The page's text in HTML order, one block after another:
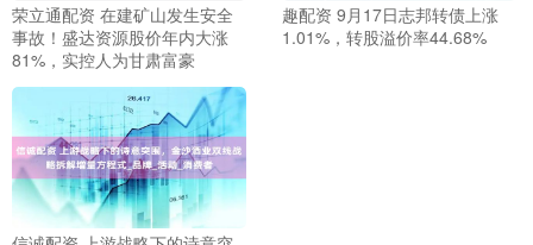
荣立通配资 在建矿山发生安全
事故！盛达资源股价年内大涨
81%，实控人为甘肃富豪
趣配资 9月17日志邦转债上涨
1.01%，转股溢价率44.68%